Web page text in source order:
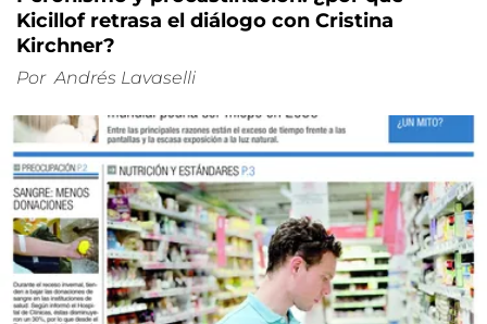
Kicillof retrasa el diálogo con Cristina
Kirchner?
Por Andrés Lavaselli